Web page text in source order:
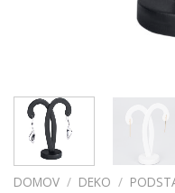
DOMOV / DEKO /